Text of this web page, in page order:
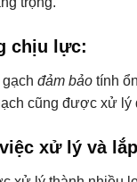
chịu lực:
đảm bảo tính
cũng được xử lý
xử lý và